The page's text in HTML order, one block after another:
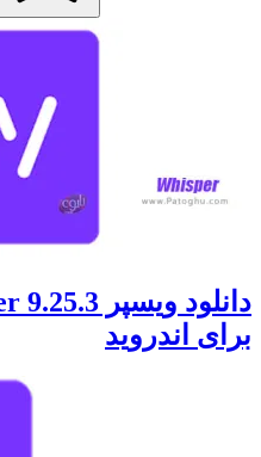
برای اندروید